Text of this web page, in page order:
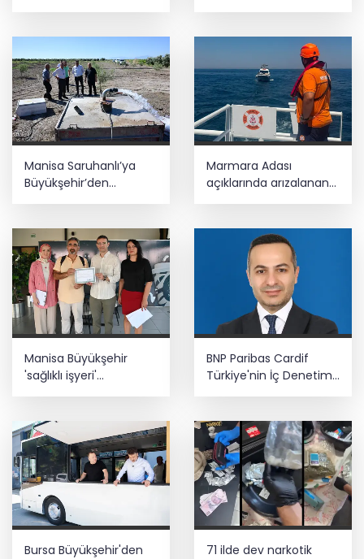
ediyor... Hudutlarda 490 kişi yakalandı
Manisa Saruhanlı’ya
Büyükşehir’den
tarımsal destek
Marmara Adası
açıklarında arızalanan
tekne kurtarıldı
Manisa Büyükşehir
'sağlıklı işyeri'
BNP Paribas Cardif
Türkiye'nin İç Denetim
Bursa Büyükşehir'den
71 ilde dev narkotik